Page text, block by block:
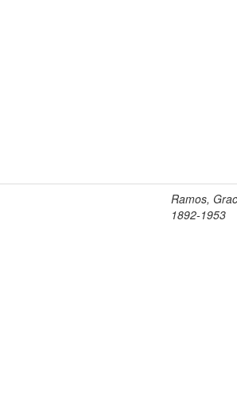
Ramos,
1892-1953